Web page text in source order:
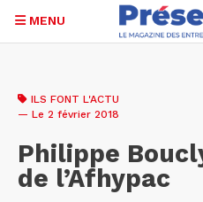
contenu
MENU
ILS FONT L'ACTU
— Le 2 février 2018
Philippe
de l’Afhypac